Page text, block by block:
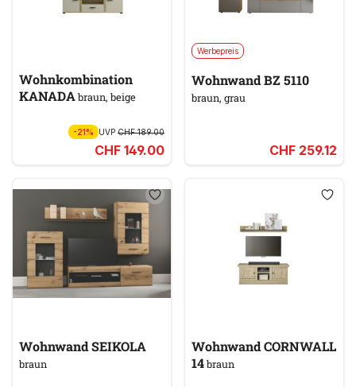
Wohnkombination
KANADAbraun, beige
-21% UVP CHF 189.00
CHF 149.00
Werbepreis
Wohnwand BZ 5110
braun, grau
CHF 259.12
Wohnwand SEIKOLA
braun
Wohnwand CORNWALL
14braun